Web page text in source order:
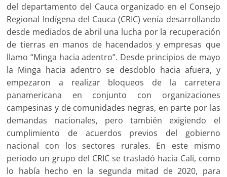
del departamento del Cauca organizado en el Consejo
Regional Indígena del Cauca (CRIC) venía desarrollando
desde mediados de abril una lucha por la recuperación
de tierras en manos de hacendados y empresas que
llamo “Minga hacia adentro”. Desde principios de mayo
la Minga hacia adentro se desdoblo hacia afuera, y
empezaron a realizar bloqueos de la carretera
panamericana en conjunto con organizaciones
campesinas y de comunidades negras, en parte por las
demandas nacionales, pero también exigiendo el
cumplimiento de acuerdos previos del gobierno
nacional con los sectores rurales. En este mismo
periodo un grupo del CRIC se trasladó hacia Cali, como
lo había hecho en la segunda mitad de 2020, para